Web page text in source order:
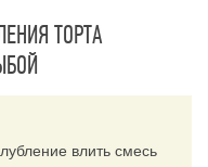
ТОРТА
влить смесь